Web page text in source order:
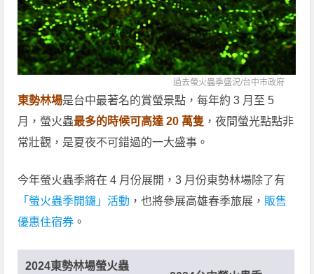
過去螢火蟲季盛況/台中市政府
東勢林場是台中最著名的賞螢景點，每年約 3 月至 5
月，螢火蟲最多的時候可高達 20 萬隻 ，夜間螢光點點非
常壯觀，是夏夜不可錯過的一大盛事。
今年螢火蟲季將在 4 月份展開，3 月份東勢林場除了有
「螢火蟲季開鑼」活動 ，也將參展高雄春季旅展， 販售
優惠住宿券 。
2024東勢林場螢火蟲